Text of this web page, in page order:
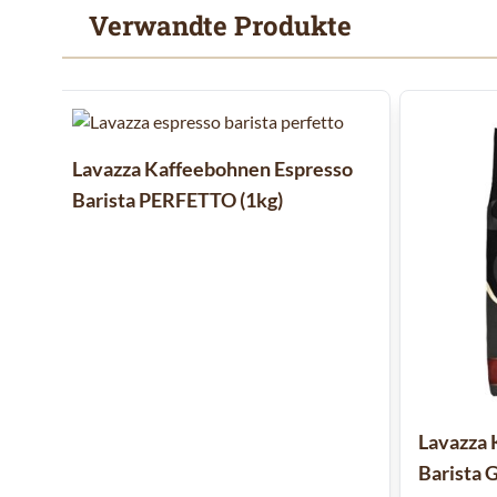
Verwandte Produkte
Mit der Tabulatortaste können Sie durch die Elemente
Clicken, um das Karussell zu überspringen
Lavazza Kaffeebohnen Espresso
Barista PERFETTO (1kg)
Lavazza
Barista